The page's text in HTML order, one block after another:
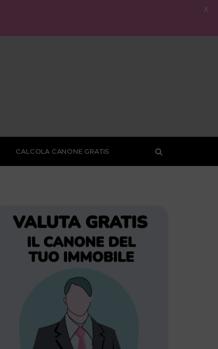
CALCOLA CANONE GRATIS
X